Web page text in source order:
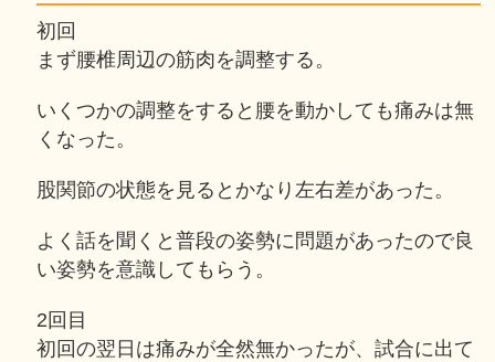
初回
まず腰椎周辺の筋肉を調整する。
いくつかの調整をすると腰を動かしても痛みは無
くなった。
股関節の状態を見るとかなり左右差があった。
よく話を聞くと普段の姿勢に問題があったので良
い姿勢を意識してもらう。
2回目
初回の翌日は痛みが全然無かったが、試合に出て